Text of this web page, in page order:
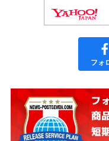
フォ